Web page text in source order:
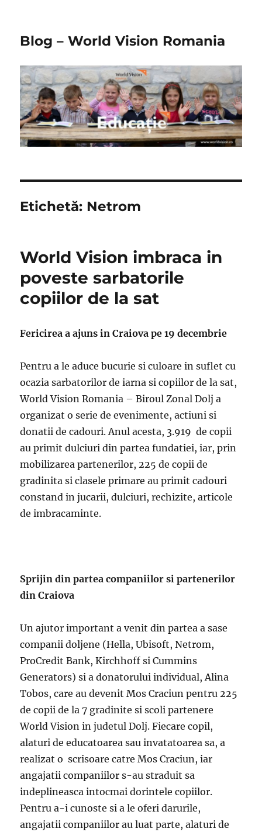
Blog – World Vision Romania
Etichetă: Netrom
World Vision imbraca in
poveste sarbatorile
copiilor de la sat
Fericirea a ajuns in Craiova pe 19 decembrie
Pentru a le aduce bucurie si culoare in suflet cu
ocazia sarbatorilor de iarna si copiilor de la sat,
World Vision Romania – Biroul Zonal Dolj a
organizat o serie de evenimente, actiuni si
donatii de cadouri. Anul acesta, 3.919 de copii
au primit dulciuri din partea fundatiei, iar, prin
mobilizarea partenerilor, 225 de copii de
gradinita si clasele primare au primit cadouri
constand in jucarii, dulciuri, rechizite, articole
de imbracaminte.
Sprijin din partea companiilor si partenerilor
din Craiova
Un ajutor important a venit din partea a sase
companii doljene (Hella, Ubisoft, Netrom,
ProCredit Bank, Kirchhoff si Cummins
Generators) si a donatorului individual, Alina
Tobos, care au devenit Mos Craciun pentru 225
de copii de la 7 gradinite si scoli partenere
World Vision in judetul Dolj. Fiecare copil,
alaturi de educatoarea sau invatatoarea sa, a
realizat o scrisoare catre Mos Craciun, iar
angajatii companiilor s-au straduit sa
indeplineasca intocmai dorintele copiilor.
Pentru a-i cunoste si a le oferi darurile,
angajatii companiilor au luat parte, alaturi de